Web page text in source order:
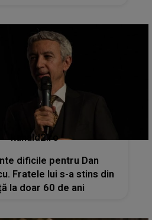
kanald2.ro
dificile pentru Dan
Fratele lui s-a stins din
la doar 60 de ani